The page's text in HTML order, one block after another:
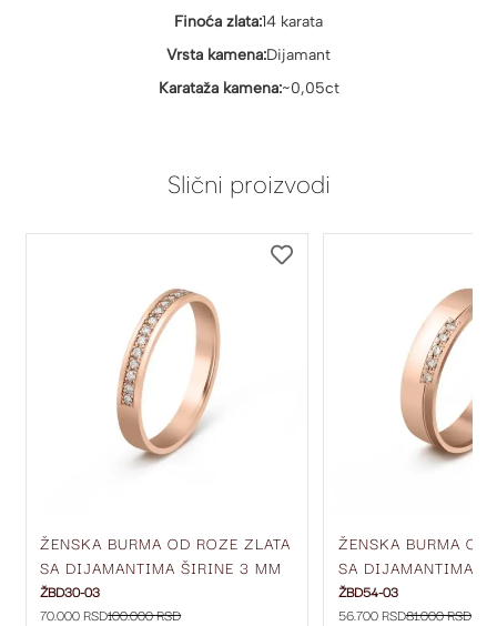
Finoća zlata:14 karata
Vrsta kamena:Dijamant
Karataža kamena:~0,05ct
Slični proizvodi
ŽENSKA BURMA OD ROZE ZLATA
SA DIJAMANTIMA ŠIRINE 3 MM
ŽBD30-03
ŽBD30-03
70.000 RSD100.000 RSD
ŽENSKA BURMA OD
SA DIJAMANTIMA
ŽBD54-03
ŽBD54-03
56.700 RSD81.000 RSD